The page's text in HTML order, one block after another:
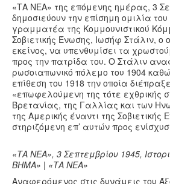
«ΤΑ ΝΕΑ» της επόμενης ημέρας, 3
δημοσιεύουν την επίσημη ομιλία του
γραμματέα της Κομμουνιστικού
Σοβιετικής Ένωσης, Ιωσήφ Στάλιν, ο
εκείνος, να υπενθυμίσει τα
προς την πατρίδα του. Ο Στάλιν
ρωσοιαπωνικό πόλεμο του 1904
επίθεση του 1918 την οποία
«επωφελούμενη της τότε εχθρικής
Βρετανίας, της Γαλλίας και των
της Αμερικής έναντι της Σοβιετικής
στηριζόμενη επ’ αυτών προς
«ΤΑ ΝΕΑ», 3 Σεπτεμβρίου 1945,
ΒΗΜΑ» | «ΤΑ ΝΕΑ»
Αναφερόμενος στις δυνάμεις του